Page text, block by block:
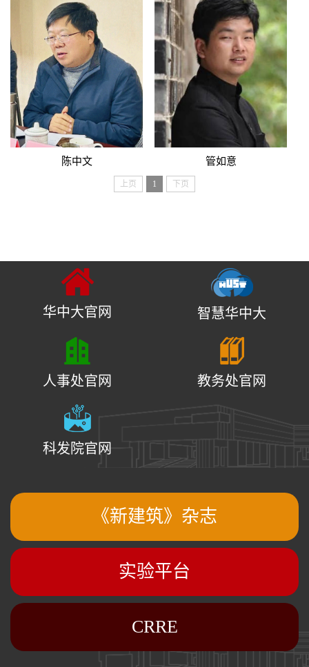
陈中文​ 管如意
上页 1 下页
华中大官网 智慧华中大
人事处官网 教务处官网
科发院官网
《新建筑》杂志
实验平台
CRRE